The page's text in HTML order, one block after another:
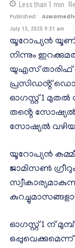
Less than 1 min.
Published :
July 13, 2025 9:31 am
യൂറോപ്യൻ
നിന്നും
യുഎസ് താരിഫ്
പ്രസിഡൻ്റ്
ഓഗസ്റ്റ് 1 മുതൽ
തൻ്റെ സോഷ്യൽ
സോഷ്യൽ
യൂറോപ്യൻ
ജാമിസൺ
ഓഗസ്റ്റ് 1 ന്